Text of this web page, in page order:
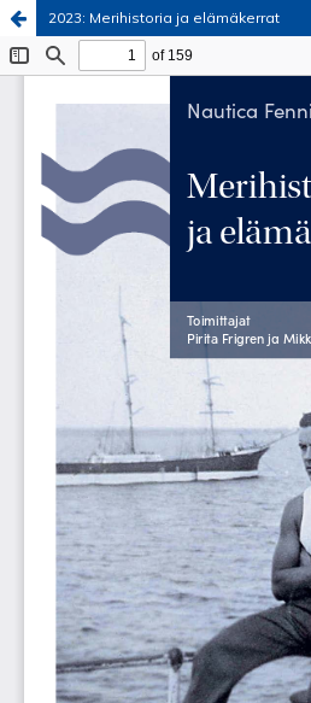
2023: Merihistoria ja elämäkerrat
Palvelua ylläpitääTieteellisten